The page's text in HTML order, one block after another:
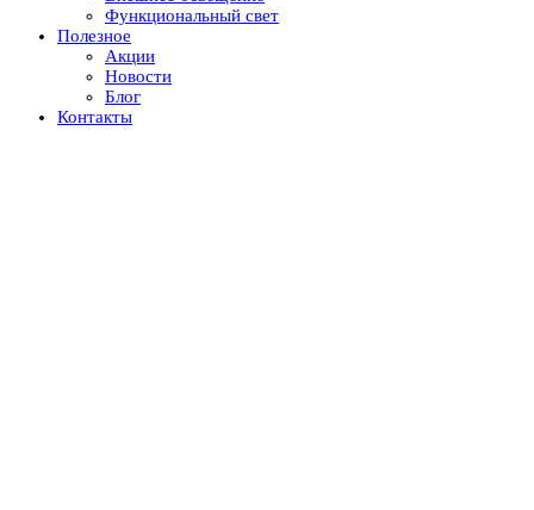
Функциональный свет
Полезное
Акции
Новости
Блог
Контакты